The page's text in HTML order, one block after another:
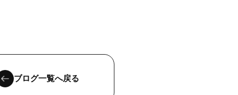
ブログ一覧へ戻る